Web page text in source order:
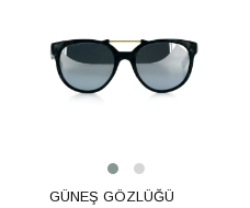
GÜNEŞ GÖZLÜĞÜ